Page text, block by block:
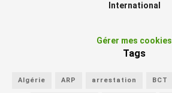
International
Gérer mes cookies
Tags
Algérie ARP arrestation BCT